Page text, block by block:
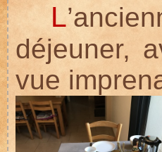
L
déjeuner,
vue